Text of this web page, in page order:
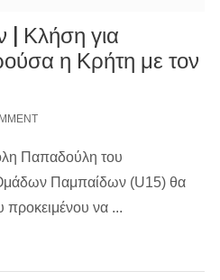
| Κλήση για
η Κρήτη με τον
Παπαδούλη του
Παμπαίδων (U15) θα
προκειμένου να ...